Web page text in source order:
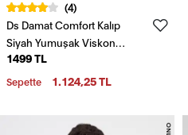
(4)
Ds Damat Comfort Kalıp
Siyah Yumuşak Viskon
Karışımlı Rahat Bisiklet Yaka
Tişört
1499 TL
Sepette 1.124,25 TL